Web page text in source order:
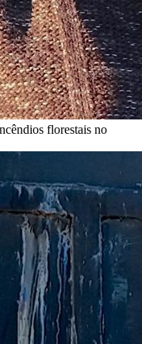
florestais no